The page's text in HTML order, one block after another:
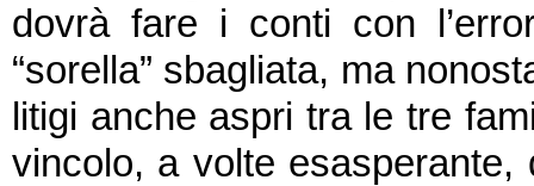
dovrà fare i conti con
“sorella” sbagliata, ma
litigi anche aspri tra le tre
vincolo, a volte esasperante,